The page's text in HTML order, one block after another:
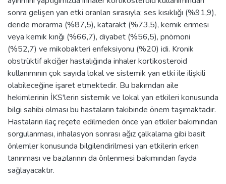
sonra gelişen yan etki oranları sırasıyla; ses kısıklığı (%91,9),
deride morarma (%87,5), katarakt (%73,5), kemik erimesi
veya kemik kırığı (%66,7), diyabet (%56,5), pnömoni
(%52,7) ve mikobakteri enfeksiyonu (%20) idi. Kronik
obstrüktif akciğer hastalığında inhaler kortikosteroid
kullanımının çok sayıda lokal ve sistemik yan etki ile ilişkili
olabileceğine işaret etmektedir. Bu bakımdan aile
hekimlerinin İKS'lerin sistemik ve lokal yan etkileri konusunda
bilgi sahibi olması bu hastaların takibinde önem taşımaktadır.
Hastaların ilaç reçete edilmeden önce yan etkiler bakımından
sorgulanması, inhalasyon sonrası ağız çalkalama gibi basit
önlemler konusunda bilgilendirilmesi yan etkilerin erken
tanınması ve bazılarının da önlenmesi bakımından fayda
sağlayacaktır.